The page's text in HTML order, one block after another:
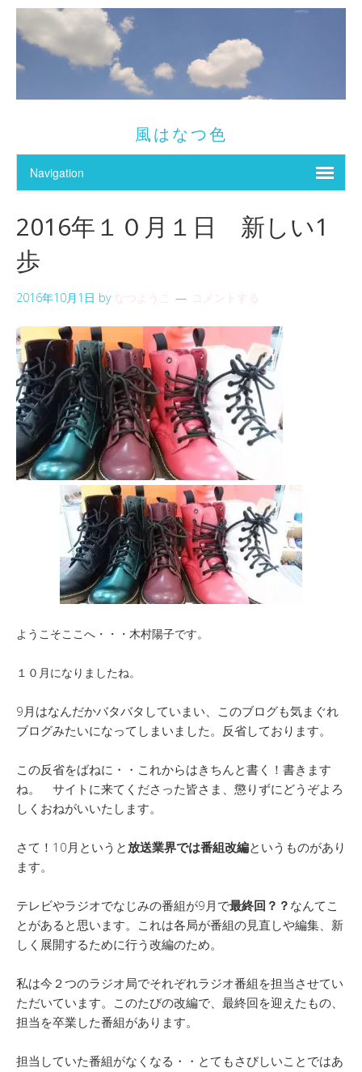
風はなつ色
2016年１０月１日 新しい1
歩
2016年10月1日 by なつようこ コメントする
ようこそここへ・・・木村陽子です。
１０月になりましたね。
9月はなんだかバタバタしていまい、このブログも気まぐれ
ブログみたいになってしまいました。反省しております。
この反省をばねに・・これからはきちんと書く！書きます
ね。 サイトに来てくださった皆さま、懲りずにどうぞよろ
しくおねがいいたします。
さて！10月というと放送業界では番組改編というものがあり
ます。
テレビやラジオでなじみの番組が9月で最終回？？ なんてこ
とがあると思います。これは各局が番組の見直しや編集、新
しく展開するために行う改編のため。
私は今２つのラジオ局でそれぞれラジオ番組を担当させてい
ただいています。このたびの改編で、最終回を迎えたもの、
担当を卒業した番組があります。
担当していた番組がなくなる・・とてもさびしいことではあ